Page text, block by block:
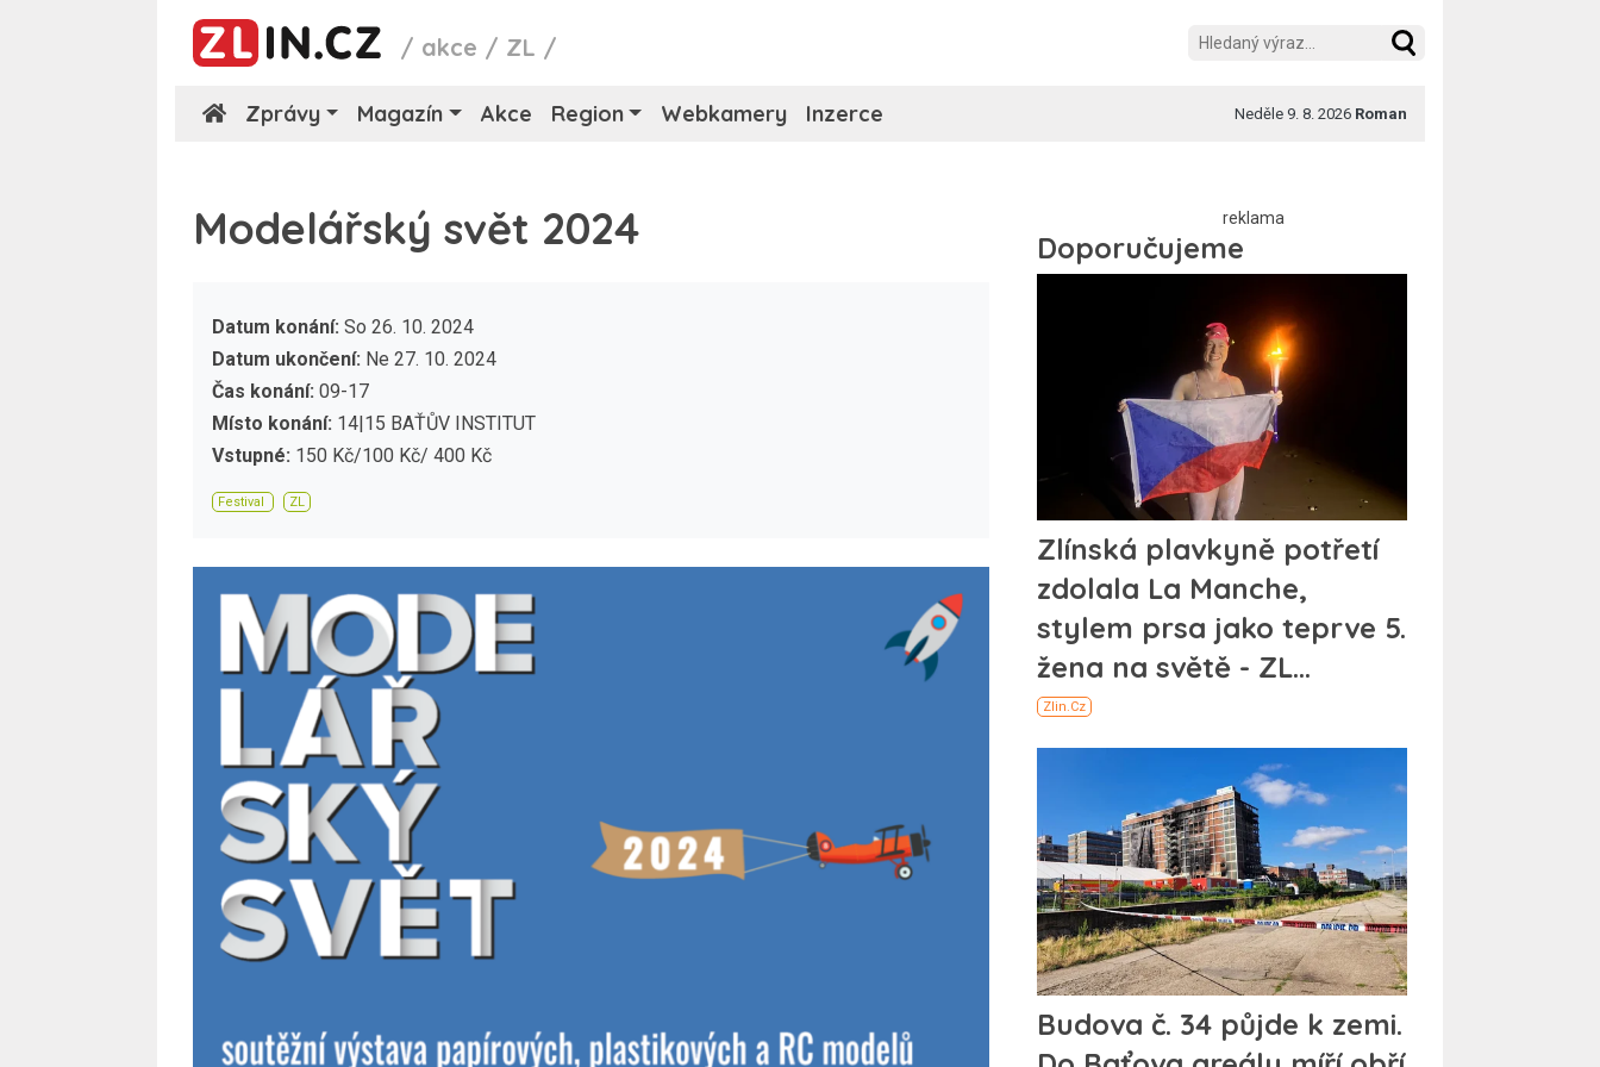
/ akce / ZL /
Zprávy Magazín Akce Region Webkamery Inzerce Neděle 9. 8. 2026 Roman
Modelářský svět 2024
Datum konání: So 26. 10. 2024
Datum ukončení: Ne 27. 10. 2024
Čas konání: 09-17
Místo konání: 14|15 BAŤŮV INSTITUT
Vstupné: 150 Kč/100 Kč/ 400 Kč
Festival ZL